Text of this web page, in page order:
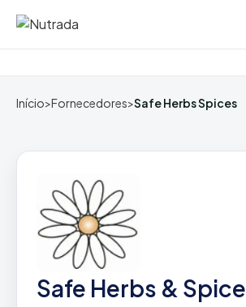
Início
Início>Fornecedores>Safe Herbs Spices
Safe Herbs &